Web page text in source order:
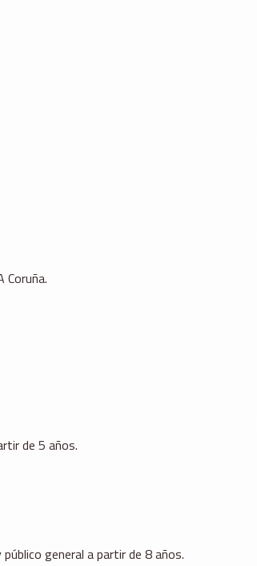
Coruña.
de 5 años.
general a partir de 8 años.